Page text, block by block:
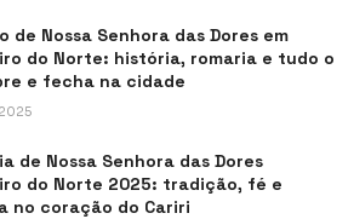
de Nossa Senhora das Dores em
do Norte: história, romaria e tudo o
e fecha na cidade
de Nossa Senhora das Dores
do Norte 2025: tradição, fé e
no coração do Cariri